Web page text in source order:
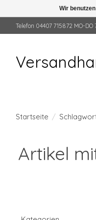
Telefon 04407 715872 MO-
Startseite /
Artikel
Wir